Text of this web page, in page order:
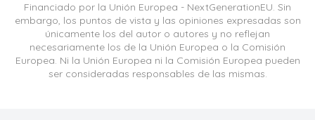
Financiado por la Unión Europea - NextGenerationEU. Sin
embargo, los puntos de vista y las opiniones expresadas son
únicamente los del autor o autores y no reflejan
necesariamente los de la Unión Europea o la Comisión
Europea. Ni la Unión Europea ni la Comisión Europea pueden
ser consideradas responsables de las mismas.